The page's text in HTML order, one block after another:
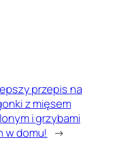
przepis na
z mięsem
i grzybami
w domu! →